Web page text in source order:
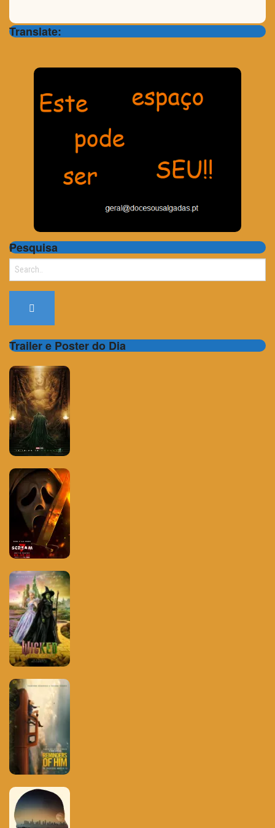
Translate:
Pesquisa
Search
Trailer e Poster do Dia